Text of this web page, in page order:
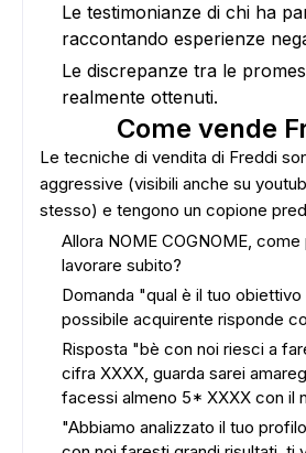
Le testimonianze di chi ha
raccontando esperienze
Le discrepanze tra le
realmente ottenuti.
Come vende
Le tecniche di vendita di Freddi
aggressive (visibili anche su
stesso) e tengono un copione
Allora NOME COGNOME,
lavorare subito?
Domanda "qual è il tuo obiettivo
possibile acquirente risponde
Risposta "bè con noi riesci a
cifra XXXX, guarda sarei
facessi almeno 5* XXXX con il
"Abbiamo analizzato il tuo